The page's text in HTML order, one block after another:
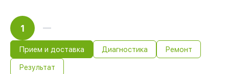
1
Прием и доставка Диагностика Ремонт
Результат